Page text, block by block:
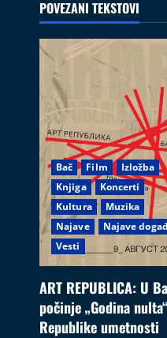
POVEZANI TEKSTOVI
Bač Film
Izložba
Knjiga
Koncerti
Kultura
Muzika
Najave
Najave
Vesti
ART REPUBLICA: U
počinje „Godina nulta“
Republike umetnosti